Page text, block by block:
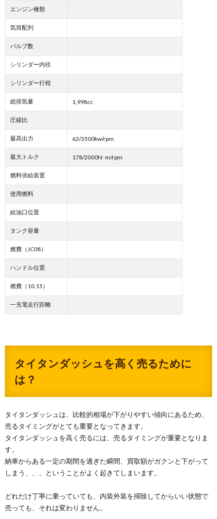
エンジン種類
気筒配列
バルブ数
シリンダー内径
シリンダー行程
総排気量 1,998cc
圧縮比
最高出力 63/3500kw/rpm
最大トルク 178/2000N･m/rpm
燃料供給装置
使用燃料
給油口位置
タンク容量
燃費（JC08）
ハンドル位置
燃費（10.15）
一充電走行距離
タイタンダッシュを高く売るために
は？
タイタンダッシュは、比較的相場が下がりやすい傾向にあるため、
売るタイミングがとても重要となってきます。
タイタンダッシュを高く売るには、売るタイミングが重要となりま
す。
納車からある一定の期間を過ぎた瞬間、買取額がガクンと下がって
しまう、、、ということがよく起きてしまいます。
どれだけ丁寧に乗っていても、内装外装を掃除してからいい状態で
売っても、それは変わりません。